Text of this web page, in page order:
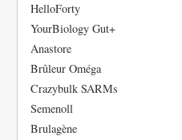
HelloForty
YourBiology Gut+
Anastore
Brûleur Oméga
Crazybulk SARMs
Semenoll
Brulagène